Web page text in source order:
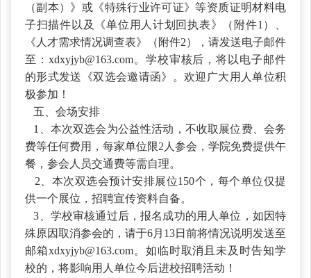
（副本）》或《特殊行业许可证》等资质证明材料电
子扫描件以及《单位用人计划回执表》（附件1）、
《人才需求情况调查表》（附件2），请发送电子邮件
至：xdxyjyb@163.com。学校审核后，将以电子邮件
的形式发送《双选会邀请函》。欢迎广大用人单位积
极参加！
五、会场安排
1、本次双选会为公益性活动，不收取展位费、会务
费等任何费用，每家单位限2人参会，学院免费提供午
餐，参会人员交通费等需自理。
2、本次双选会预计安排展位150个，每个单位仅提
供一个展位，招聘宣传资料自备。
3、学校审核通过后，报名成功的用人单位，如因特
殊原因取消参会的，请于6月13日前将情况说明发送至
邮箱xdxyjyb@163.com。如临时取消且未及时告知学
校的，将影响用人单位今后进校招聘活动！